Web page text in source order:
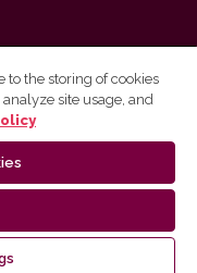
are distributed by
to the storing of cookies
site usage, and